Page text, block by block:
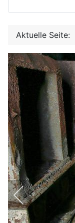
Aktuelle Seite: